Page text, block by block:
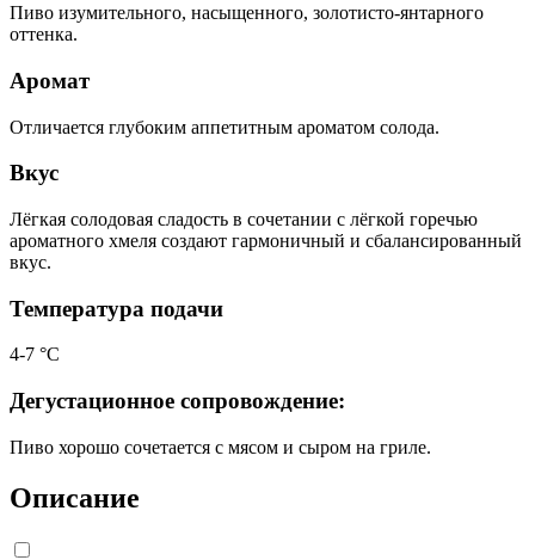
Пиво изумительного, насыщенного, золотисто-янтарного
оттенка.
Аромат
Отличается глубоким аппетитным ароматом солода.
Вкус
Лёгкая солодовая сладость в сочетании с лёгкой горечью
ароматного хмеля создают гармоничный и сбалансированный
вкус.
Температура подачи
4-7 °С
Дегустационное сопровождение:
Пиво хорошо сочетается с мясом и сыром на гриле.
Описание